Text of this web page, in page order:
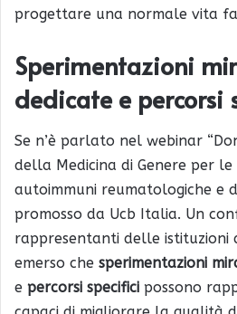
progettare una normale vita
Sperimentazioni
dedicatee percorsi
Se n’è parlato nel webinar
della Medicina di Genere per
autoimmuni reumatologiche e
promosso da Ucb Italia. Un
rappresentanti delle istituzioni
emerso che sperimentazioni
e percorsi specifici possono